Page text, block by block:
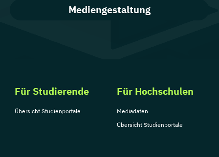
Mediengestaltung
Für Studierende
Übersicht Studienportale
Für Hochschulen
Mediadaten
Übersicht Studienportale